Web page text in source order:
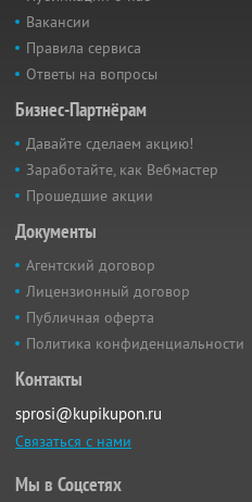
Вакансии
Правила сервиса
Ответы на вопросы
Бизнес-Партнёрам
Давайте сделаем акцию!
Заработайте, как Вебмастер
Прошедшие акции
Документы
Агентский договор
Лицензионный договор
Публичная оферта
Политика конфиденциальности
Контакты
sprosi@kupikupon.ru
Связаться с нами
Мы в Соцсетях